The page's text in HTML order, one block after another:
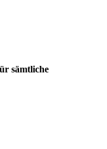
sämtliche